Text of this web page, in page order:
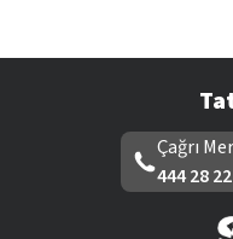
Çağrı
444 28 22